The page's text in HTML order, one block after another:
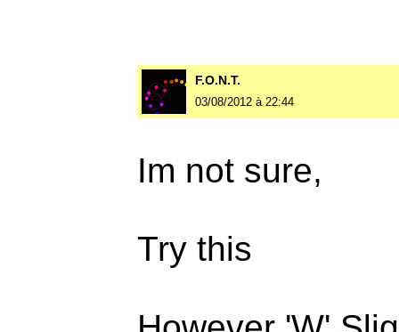
F.O.N.T.
03/08/2012 à 22:44
Im not sure,
Try this